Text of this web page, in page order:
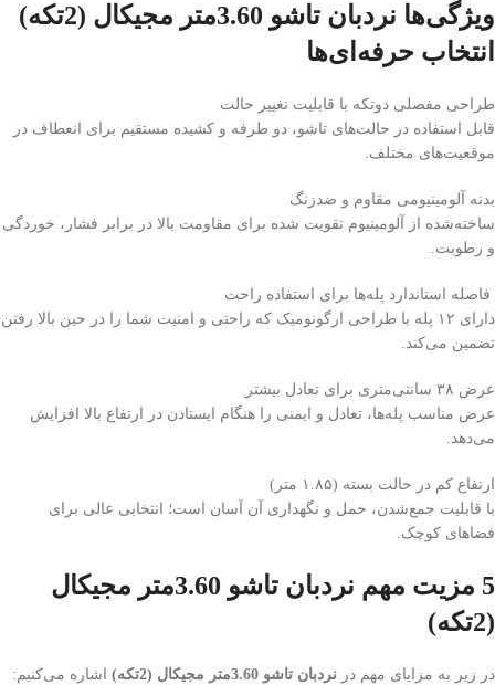
ویژگی‌ها نردبان تاشو 3.60متر مجیکال (2تکه)
انتخاب حرفه‌ای‌ها
طراحی مفصلی دو‌تکه با قابلیت تغییر حالت
قابل استفاده در حالت‌های تاشو، دو طرفه و کشیده مستقیم برای انعطاف در
موقعیت‌های مختلف.
بدنه آلومینیومی مقاوم و ضدزنگ
ساخته‌شده از آلومینیوم تقویت‌ شده برای مقاومت بالا در برابر فشار، خوردگی
و رطوبت.
فاصله استاندارد پله‌ها برای استفاده راحت
دارای ۱۲ پله با طراحی ارگونومیک که راحتی و امنیت شما را در حین بالا رفتن
تضمین می‌کند.
عرض ۳۸ سانتی‌متری برای تعادل بیشتر
عرض مناسب پله‌ها، تعادل و ایمنی را هنگام ایستادن در ارتفاع بالا افزایش
می‌دهد.
ارتفاع کم در حالت بسته (۱.۸۵ متر)
با قابلیت جمع‌شدن، حمل و نگهداری آن آسان است؛ انتخابی عالی برای
فضاهای کوچک.
5
مزیت مهم نردبان تاشو 3.60متر مجیکال
(2تکه)
در زیر به مزایای مهم در نردبان تاشو 3.60متر مجیکال (2تکه) اشاره می‌کنیم: